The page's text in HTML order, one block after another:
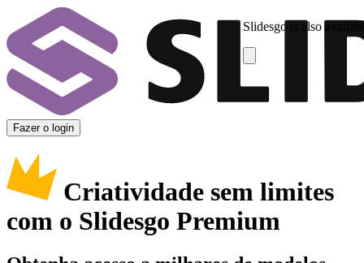
Slidesgo is also
Fazer o login
Criatividade sem limites
com o Slidesgo Premium